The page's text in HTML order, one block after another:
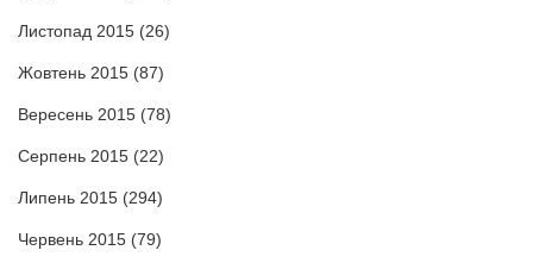
Листопад 2015 (26)
Жовтень 2015 (87)
Вересень 2015 (78)
Серпень 2015 (22)
Липень 2015 (294)
Червень 2015 (79)